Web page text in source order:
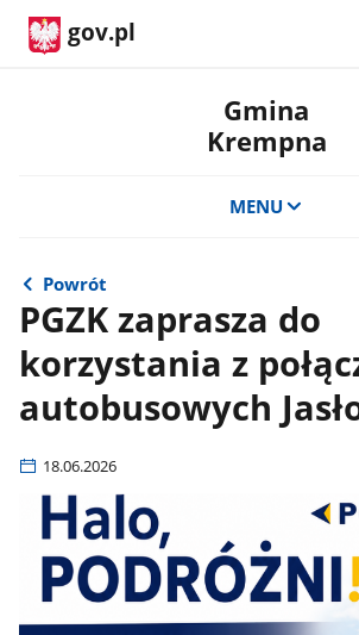
gov.pl
Gmina
Krempna
MENU
Powrót
PGZK zaprasza do
korzystania z
autobusowych
18.06.2026